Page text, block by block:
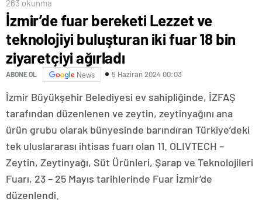
263 okunma
İzmir’de fuar bereketi Lezzet ve
teknolojiyi buluşturan iki fuar 18 bin
ziyaretçiyi ağırladı
ABONE OL News 5 Haziran 2024 00:03
İzmir Büyükşehir Belediyesi ev sahipliğinde, İZFAŞ
tarafından düzenlenen ve zeytin, zeytinyağını ana
ürün grubu olarak bünyesinde barındıran Türkiye’deki
tek uluslararası ihtisas fuarı olan 11. OLIVTECH –
Zeytin, Zeytinyağı, Süt Ürünleri, Şarap ve Teknolojileri
Fuarı, 23 – 25 Mayıs tarihlerinde Fuar İzmir’de
düzenlendi.